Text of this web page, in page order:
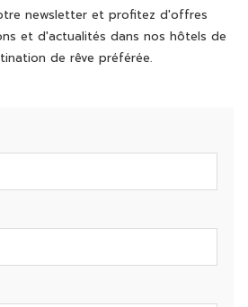
newsletter et profitez d'offres
et d'actualités dans nos hôtels de
de rêve préférée.